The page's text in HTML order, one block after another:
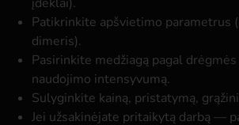
Patikrinkite apšvietimo parametrus
dimeris).
Pasirinkite medžiagą pagal
naudojimo intensyvumą.
Sulyginkite kainą, pristatymą,
Jei užsakinėjate pritaikytą darbą —